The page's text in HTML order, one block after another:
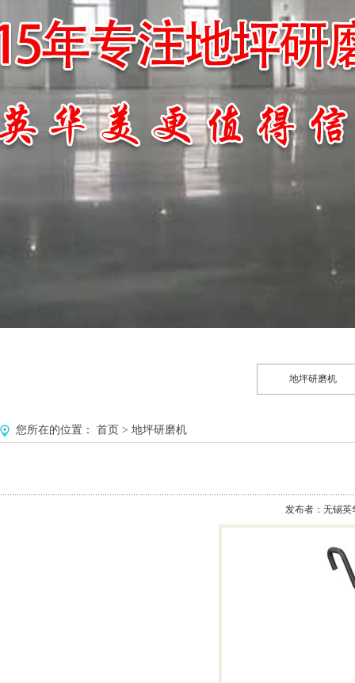
地坪研磨机
您所在的位置： 首页 > 地坪研磨机
发布者：无锡英